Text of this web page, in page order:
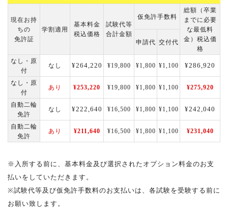
現在お持
ちの
免許証
学割適用
基本料金
税込価格
試験代等
合計金額
仮免許手数料
総額（卒業
までに必要
な最低料
金）税込価
格
申請代 交付代
なし・原
付
なし ¥264,220 ¥19,800 ¥1,800 ¥1,100 ¥286,920
なし・原
付
あり ¥253,220 ¥19,800 ¥1,800 ¥1,100 ¥275,920
自動二輪
免許
なし ¥222,640 ¥16,500 ¥1,800 ¥1,100 ¥242,040
自動二輪
免許
あり ¥211,640 ¥16,500 ¥1,800 ¥1,100 ¥231,040
※入所する前に、基本料金及び選択されたオプション料金のお支
払いをしていただきます。
※試験代等及び仮免許手数料のお支払いは、各試験を受験する前に
お願い致します。